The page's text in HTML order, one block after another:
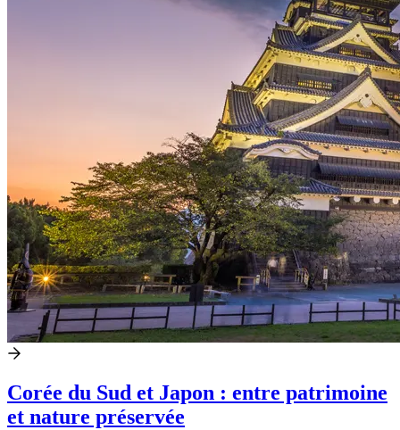
Corée du Sud et Japon : entre patrimoine
et nature préservée